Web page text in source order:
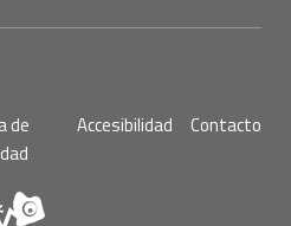
de
Accesibilidad Contacto